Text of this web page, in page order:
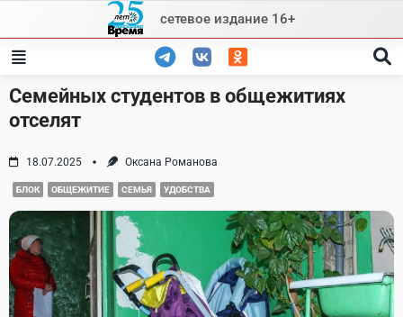
content
сетевое издание 16+
Семейных студентов в общежитиях
отселят
18.07.2025 Оксана Романова
БЛОК ОБЩЕЖИТИЕ СЕМЬЯ УДОБСТВА